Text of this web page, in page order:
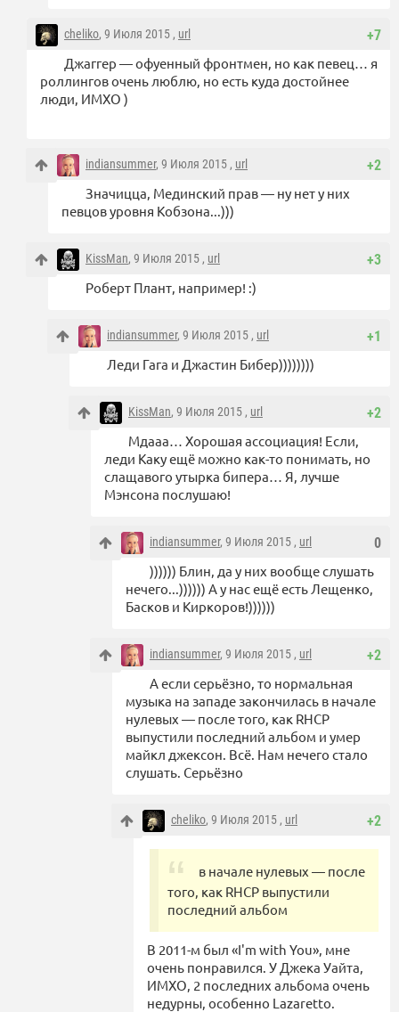
+7
cheliko, 9 Июля 2015 , url
Джаггер — офуенный фронтмен, но как певец… я
роллингов очень люблю, но есть куда достойнее
люди, ИМХО )
+2
indiansummer, 9 Июля 2015 , url
Значицца, Мединский прав — ну нет у них
певцов уровня Кобзона...)))
+3
KissMan, 9 Июля 2015 , url
Роберт Плант, например! :)
+1
indiansummer, 9 Июля 2015 , url
Леди Гага и Джастин Бибер))))))))
+2
KissMan, 9 Июля 2015 , url
Мдааа… Хорошая ассоциация! Если,
леди Каку ещё можно как-то понимать, но
слащавого утырка бипера… Я, лучше
Мэнсона послушаю!
0
indiansummer, 9 Июля 2015 , url
)))))) Блин, да у них вообще слушать
нечего...)))))) А у нас ещё есть Лещенко,
Басков и Киркоров!))))))
+2
indiansummer, 9 Июля 2015 , url
А если серьёзно, то нормальная
музыка на западе закончилась в начале
нулевых — после того, как RHCP
выпустили последний альбом и умер
майкл джексон. Всё. Нам нечего стало
слушать. Серьёзно
+2
cheliko, 9 Июля 2015 , url
в начале нулевых — после
того, как RHCP выпустили
последний альбом
В 2011-м был «I'm with You», мне
очень понравился. У Джека Уайта,
ИМХО, 2 последних альбома очень
недурны, особенно Lazaretto.